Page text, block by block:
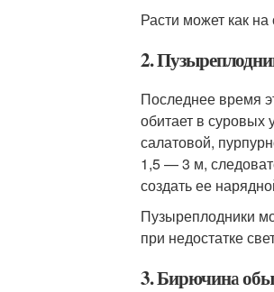
Расти может как на
2.
Последнее время
обитает в суровых
салатовой,
1,5 — 3 м,
создать ее
Пузыреплодники
при недостатке
3. Бирючина